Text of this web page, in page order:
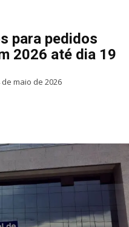
para pedidos
2026 até dia 19
de maio de 2026